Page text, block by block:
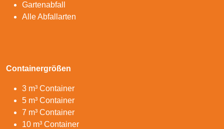
Gartenabfall
Alle Abfallarten
Containergrößen
3 m³ Container
5 m³ Container
7 m³ Container
10 m³ Container